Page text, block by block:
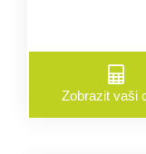
Zobrazit vaši